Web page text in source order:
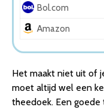
Bol.com
Amazon
Het maakt niet uit of
moet altijd wel een
theedoek. Een goede